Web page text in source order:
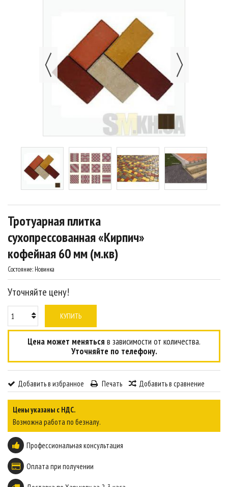
Тротуарная плитка
сухопрессованная «Кирпич»
кофейная 60 мм (м.кв)
Состояние: Новинка
Уточняйте цену!
КУПИТЬ
Цена может меняться в зависимости от количества.
Уточняйте по телефону.
Добавить в избранное Печать Добавить в сравнение
Цены указаны с НДС.
Возможна работа по безналу.
Профессиональная консультация
Оплата при получении